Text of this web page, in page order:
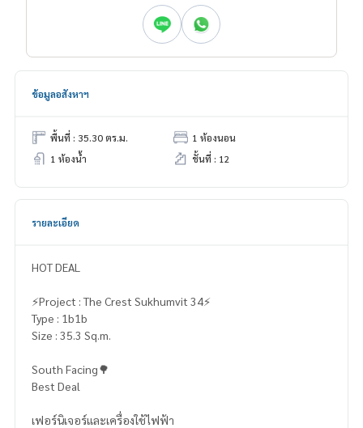
ข้อมูลอสังหาฯ
พื้นที่ : 35.30 ตร.ม.
1 ห้องนอน
1 ห้องน้ำ
ชั้นที่ : 12
รายละเอียด
HOT DEAL
⚡️Project : The Crest Sukhumvit 34⚡️
Type : 1b1b
Size : 35.3 Sq.m.
South Facing🌳
Best Deal
เฟอร์นิเจอร์และเครื่องใช้ไฟฟ้า